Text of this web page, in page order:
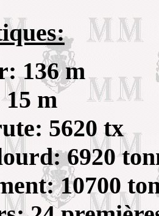
136 m
m
5620 tx
6920
10700